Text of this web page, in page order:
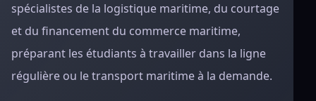
spécialistes de la logistique maritime, du courtage
et du financement du commerce maritime,
préparant les étudiants à travailler dans la ligne
régulière ou le transport maritime à la demande.